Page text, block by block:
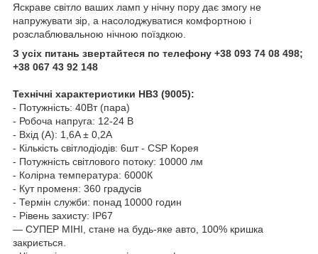
Яскраве світло ваших ламп у нічну пору дає змогу не
напружувати зір, а насолоджуватися комфортною і
розслаблювальною нічною поїздкою.
З усіх питань звертайтеся по телефону +38 093 74 08 498;
+38 067 43 92 148
Технічні характеристики HB3 (9005):
- Потужність: 40Вт (пара)
- Робоча напруга: 12-24 В
- Вхід (А): 1,6A ± 0,2A
- Кількість світлодіодів: 6шт - CSP Корея
- Потужність світлового потоку: 10000 лм
- Колірна температура: 6000К
- Кут променя: 360 градусів
- Термін служби: понад 10000 годин
- Рівень захисту: IP67
— СУПЕР МІНІ, стане на будь-яке авто, 100% кришка
закриється.